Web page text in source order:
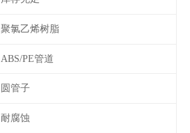
聚氯乙烯树脂
ABS/PE管道
圆管子
耐腐蚀